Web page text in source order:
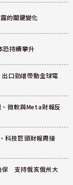
的關鍵變化
恐持續攀升
口勁增帶動全球電
微軟與Meta財報反
科技巨頭財報周接
保 支持俄亥俄州大